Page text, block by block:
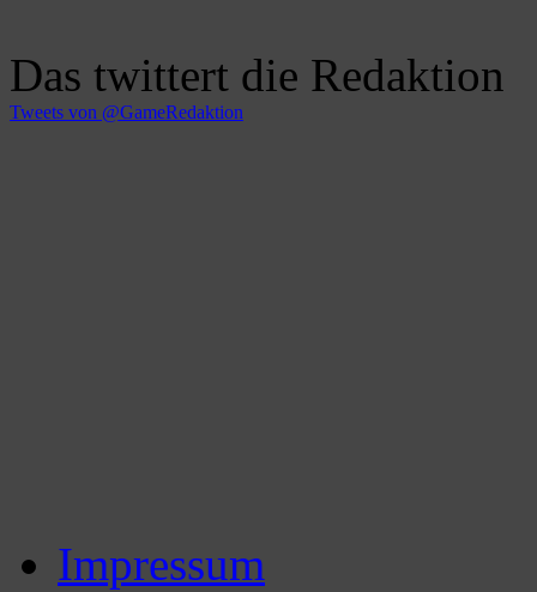
Das twittert die Redaktion
Tweets von @GameRedaktion
Impressum